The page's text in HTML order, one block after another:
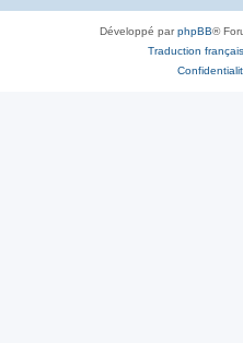
Développé parphpBB®
Traduction